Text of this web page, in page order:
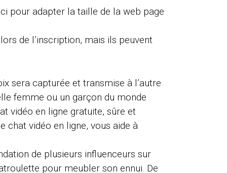
pour adapter la taille de la web page
de l’inscription, mais ils peuvent
sera capturée et transmise à l’autre
femme ou un garçon du monde
vidéo en ligne gratuite, sûre et
chat vidéo en ligne, vous aide à
de plusieurs influenceurs sur
pour meubler son ennui. De